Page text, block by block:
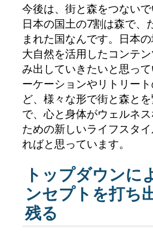
今後は、街と森をつないで
日本の国土の7割は森で、
まれた国なんです。日本
大自然を活用したコンテ
み出していきたいと思っ
ーケーションやリトリー
ど、様々な形で街と森と
で、心と身体がウェルネ
ための新しいライフスタ
ればと思っています。
トップダウンに
ンセプトを打ち
残る